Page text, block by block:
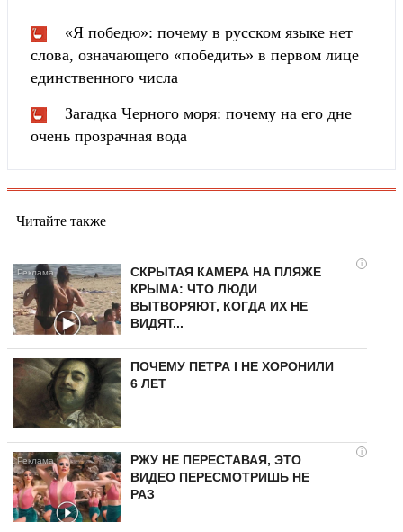
«Я победю»: почему в русском языке нет
слова, означающего «победить» в первом лице
единственного числа
Загадка Черного моря: почему на его дне
очень прозрачная вода
Читайте также
i
СКРЫТАЯ КАМЕРА НА ПЛЯЖЕ
КРЫМА: ЧТО ЛЮДИ
ВЫТВОРЯЮТ, КОГДА ИХ НЕ
ВИДЯТ...
ПОЧЕМУ ПЕТРА I НЕ ХОРОНИЛИ
6 ЛЕТ
i
РЖУ НЕ ПЕРЕСТАВАЯ, ЭТО
ВИДЕО ПЕРЕСМОТРИШЬ НЕ
РАЗ